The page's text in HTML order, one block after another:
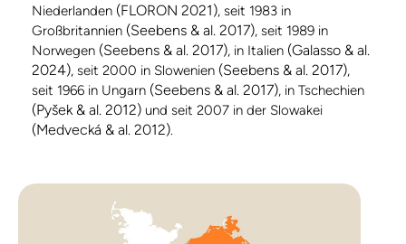
Niederlanden (FLORON 2021), seit 1983 in
Großbritannien (Seebens & al. 2017), seit 1989 in
Norwegen (Seebens & al. 2017), in Italien (Galasso & al.
2024), seit 2000 in Slowenien (Seebens & al. 2017),
seit 1966 in Ungarn (Seebens & al. 2017), in Tschechien
(Pyšek & al. 2012) und seit 2007 in der Slowakei
(Medvecká & al. 2012).